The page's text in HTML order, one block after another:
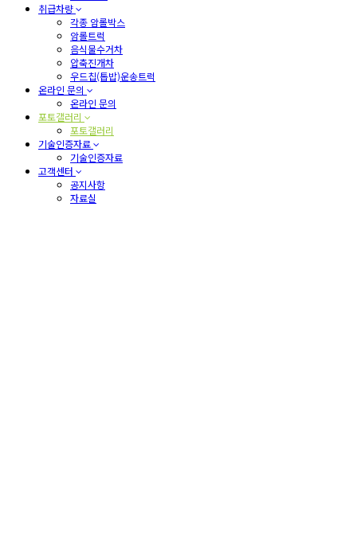
취급차량
각종 암롤박스
암롤트럭
음식물수거차
압축진개차
우드칩(톱밥)운송트럭
온라인 문의
온라인 문의
포토갤러리
포토갤러리
기술인증자료
기술인증자료
고객센터
공지사항
자료실